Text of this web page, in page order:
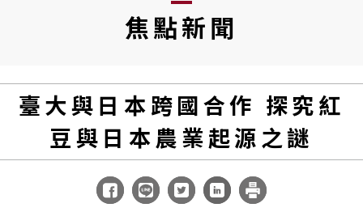
焦點新聞
臺大與日本跨國合作 探究紅
豆與日本農業起源之謎